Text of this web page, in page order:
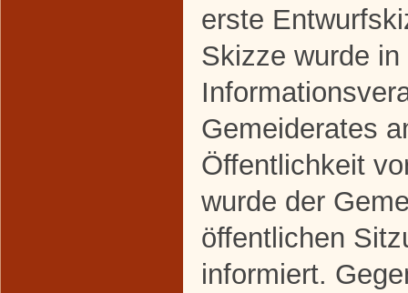
erste
Skizze wurde in
Gemeiderates
Öffentlichkeit
wurde der
öffentlichen
informiert.